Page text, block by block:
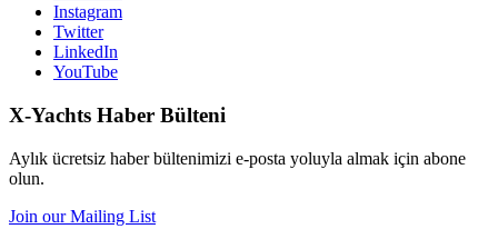
Instagram
Twitter
LinkedIn
YouTube
X-Yachts Haber Bülteni
Aylık ücretsiz haber bültenimizi e-posta yoluyla almak için abone
olun.
Join our Mailing List